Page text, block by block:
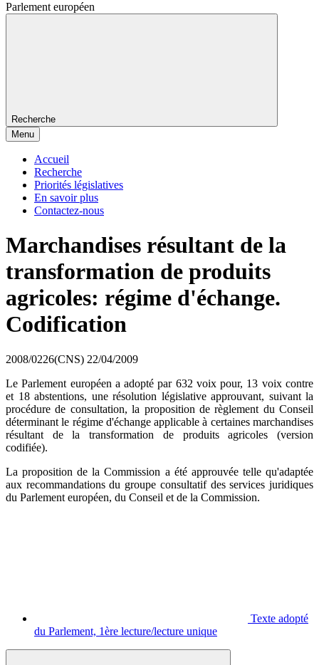
Parlement européen
Recherche
Menu
Accueil
Recherche
Priorités législatives
En savoir plus
Contactez-nous
Marchandises résultant de la
transformation de produits
agricoles: régime d'échange.
Codification
2008/0226(CNS) 22/04/2009
Le Parlement européen a adopté par 632 voix pour, 13 voix contre
et 18 abstentions, une résolution législative approuvant, suivant la
procédure de consultation, la proposition de règlement du Conseil
déterminant le régime d'échange applicable à certaines marchandises
résultant de la transformation de produits agricoles (version
codifiée).
La proposition de la Commission a été approuvée telle qu'adaptée
aux recommandations du groupe consultatif des services juridiques
du Parlement européen, du Conseil et de la Commission.
Texte adopté
du Parlement, 1ère lecture/lecture unique